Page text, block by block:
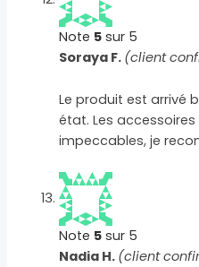
Note 5 sur 5
Soraya F. (client
Le produit est arrivé
état. Les
impeccables, je
Note 5 sur 5
Nadia H. (client